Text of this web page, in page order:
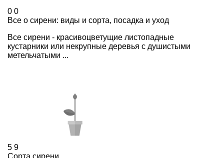
0 0
Все о сирени: виды и сорта, посадка и уход
Все сирени - красивоцветущие листопадные
кустарники или некрупные деревья с душистыми
метельчатыми ...
5 9
Сорта сирени